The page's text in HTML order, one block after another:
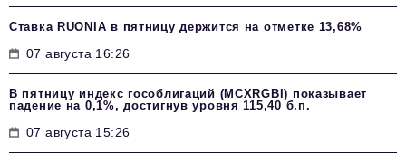
Ставка RUONIA в пятницу держится на отметке 13,68%
07 августа 16:26
В пятницу индекс гособлигаций (MCXRGBI) показывает
падение на 0,1%, достигнув уровня 115,40 б.п.
07 августа 15:26